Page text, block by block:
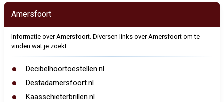
Amersfoort
Informatie over Amersfoort. Diversen links over Amersfoort om te
vinden wat je zoekt.
Decibelhoortoestellen.nl
Destadamersfoort.nl
Kaasschieterbrillen.nl